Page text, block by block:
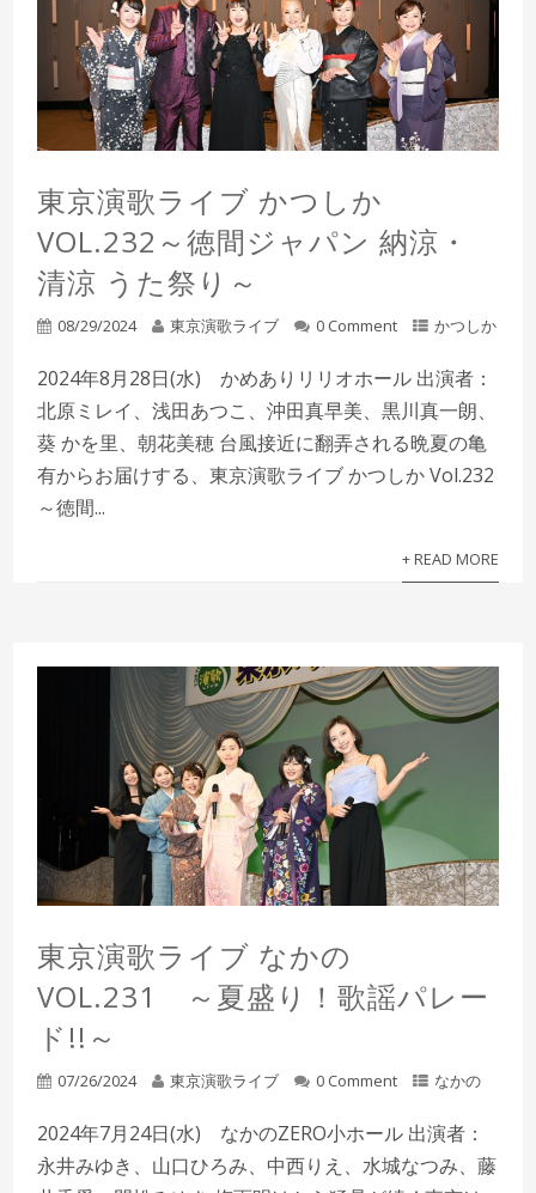
東京演歌ライブ かつしか
VOL.232～徳間ジャパン 納涼・
清涼 うた祭り～
08/29/2024 東京演歌ライブ 0 Comment かつしか
2024年8月28日(水) かめありリリオホール 出演者：
北原ミレイ、浅田あつこ、沖田真早美、黒川真一朗、
葵 かを里、朝花美穂 台風接近に翻弄される晩夏の亀
有からお届けする、東京演歌ライブ かつしか Vol.232
～徳間...
+ READ MORE
東京演歌ライブ なかの
VOL.231 ～夏盛り！歌謡パレー
ド!!～
07/26/2024 東京演歌ライブ 0 Comment なかの
2024年7月24日(水) なかのZERO小ホール 出演者：
永井みゆき、山口ひろみ、中西りえ、水城なつみ、藤